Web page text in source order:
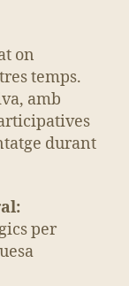
on
temps.
amb
durant
per